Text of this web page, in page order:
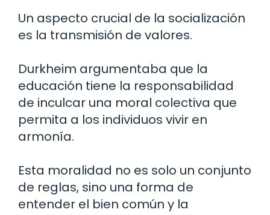
Un aspecto crucial de la socialización
es la transmisión de valores.
Durkheim argumentaba que la
educación tiene la responsabilidad
de inculcar una moral colectiva que
permita a los individuos vivir en
armonía.
Esta moralidad no es solo un conjunto
de reglas, sino una forma de
entender el bien común y la